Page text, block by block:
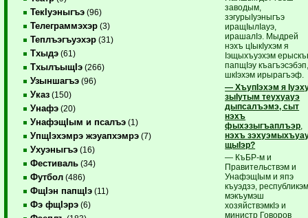
ТекIуэныгъэ (96)
Телеграммэхэр (3)
Теплъэгъуэхэр (31)
Тхыдэ (61)
ТхылъыщIэ (266)
Узыншагъэ (96)
Указ (150)
Унафэ (20)
УнафэщIым и псалъэ (1)
УпщIэхэмрэ жэуапхэмрэ (7)
Ухуэныгъэ (16)
Фестиваль (34)
Футбол (486)
ФщIэн папщIэ (11)
Фэ фщIэрэ (6)
заводым,
зэгурыIуэныгъэ
иращIылIауэ,
ирашалIэ. Мыдрей
нэхъ цIыкIухэм я
Iэщыхъуэхэм
папщIэу
шкIэхэм ирырагъэф.
— ХъупIэхэм я
зыIутым теухуауэ
дыпсалъэмэ, сыт
нэхъ
фыхэзыгъаплъэр
нэхъ
щыIэр?
— КъБР-м и
Правительствэм и
УнафэщIым и япэ
къуэдзэ,
мэкъумэш
хозяйствэмкIэ и
министр Говоров